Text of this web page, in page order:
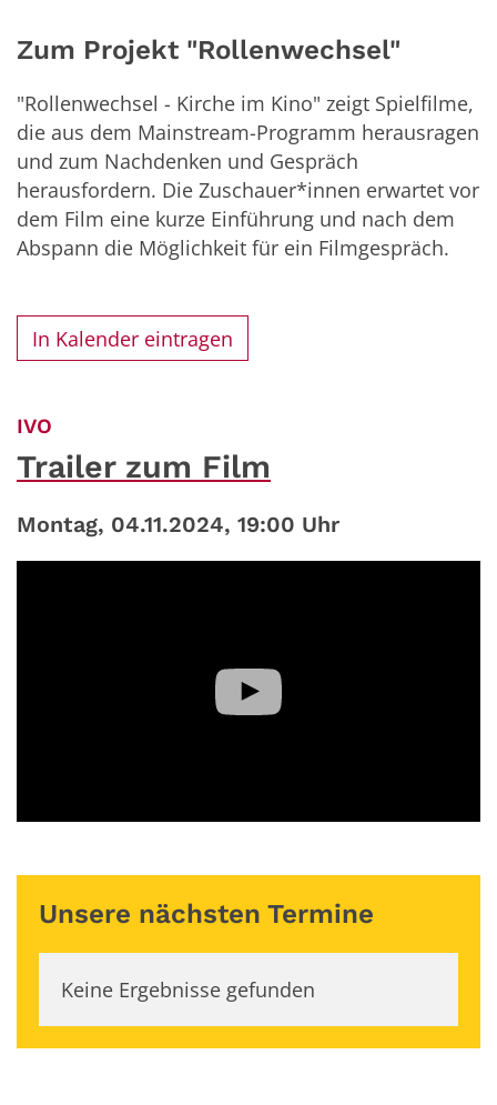
Zum Projekt "Rollenwechsel"
"Rollenwechsel - Kirche im Kino" zeigt Spielfilme,
die aus dem Mainstream-Programm herausragen
und zum Nachdenken und Gespräch
herausfordern. Die Zuschauer*innen erwartet vor
dem Film eine kurze Einführung und nach dem
Abspann die Möglichkeit für ein Filmgespräch.
In Kalender eintragen
IVO
Trailer zum Film
Montag, 04.11.2024, 19:00 Uhr
Unsere nächsten Termine
Keine Ergebnisse gefunden